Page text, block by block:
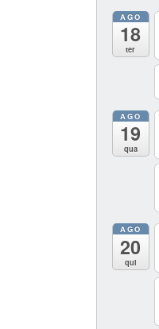
AGO
18
ter
AGO
19
qua
AGO
20
qui